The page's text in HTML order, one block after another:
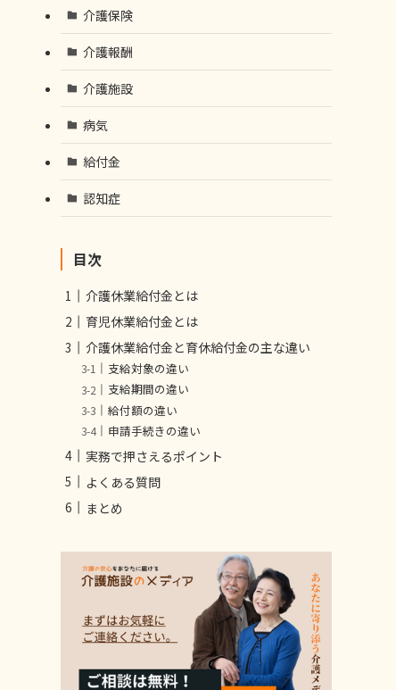
介護保険
介護報酬
介護施設
病気
給付金
認知症
目次
介護休業給付金とは
育児休業給付金とは
介護休業給付金と育休給付金の主な違い
支給対象の違い
支給期間の違い
給付額の違い
申請手続きの違い
実務で押さえるポイント
よくある質問
まとめ